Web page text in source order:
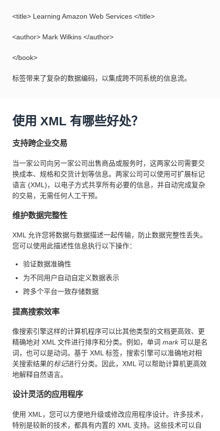
<title> Learning Amazon Web Services </title>
<author> Mark Wilkins </author>
</book>
标签带来了复杂的数据编码，以集成跨不同系统的信息流。
使用 XML 有哪些好处？
支持跨企业交易
当一家公司向另一家公司出售商品或服务时，这两家公司需要交
换成本、规格和交货计划等信息。两家公司可以使用可扩展标记
语言 (XML)，以电子方式共享所有必要的信息，并自动完成复杂
的交易，无需任何人工干预。
维护数据完整性
XML 允许您将数据与数据描述一起传输，防止数据完整性丢失。
您可以使用此描述性信息执行以下操作：
验证数据准确性
为不同用户自动自定义数据表示
跨多个平台一致存储数据
提高搜索效率
像搜索引擎这样的计算机程序可以比其他类型的文档更高效、更
精确地对 XML 文件进行排序和分类。例如，单词 mark可以是名
词，也可以是动词。基于 XML 标签，搜索引擎可以准确地对相
关搜索结果的标记进行分类。因此，XML 可以帮助计算机更高效
地解释自然语言。
设计灵活的应用程序
使用 XML，您可以方便地升级或修改应用程序设计。许多技术，
特别是较新的技术，都具有内置的 XML 支持。这些技术可以自